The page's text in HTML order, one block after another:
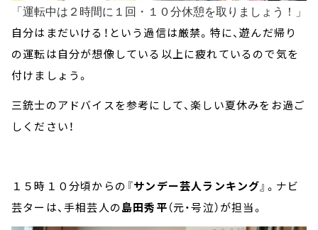
「運転中は２時間に１回・１０分休憩を取りましょう！」
自分はまだいける！という過信は厳禁。特に、遊んだ帰り
の運転は自分が想像している以上に疲れているので気を
付けましょう。
三銃士のアドバイスを参考にして、楽しい夏休みをお過ご
しください！
１５時１０分頃からの『サンデー芸人ランキング』。ナビ
芸ターは、手相芸人の島田秀平（元・号泣）が担当。